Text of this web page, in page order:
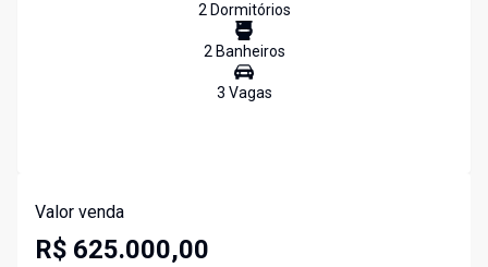
2Dormitórios
2Banheiros
3 Vagas
Valor venda
R$ 625.000,00